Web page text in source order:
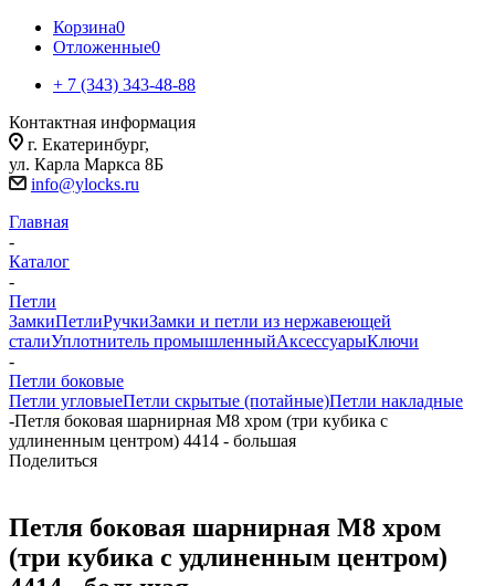
Корзина0
Отложенные0
+ 7 (343) 343-48-88
Контактная информация
г. Екатеринбург,
ул. Карла Маркса 8Б
info@ylocks.ru
Главная
-
Каталог
-
Петли
ЗамкиПетлиРучкиЗамки и петли из нержавеющей
сталиУплотнитель промышленныйАксессуарыКлючи
-
Петли боковые
Петли угловыеПетли скрытые (потайные)Петли накладные
-Петля боковая шарнирная М8 хром (три кубика с
удлиненным центром) 4414 - большая
Поделиться
Петля боковая шарнирная М8 хром
(три кубика с удлиненным центром)